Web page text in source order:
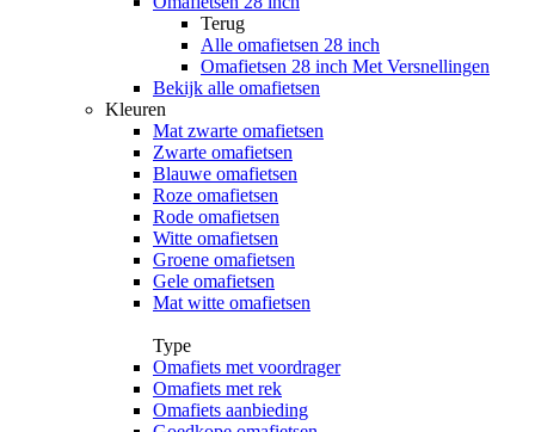
Terug
Alle omafietsen 28 inch
Omafietsen 28 inch Met Versnellingen
Bekijk alle omafietsen
Kleuren
Mat zwarte omafietsen
Zwarte omafietsen
Blauwe omafietsen
Roze omafietsen
Rode omafietsen
Witte omafietsen
Groene omafietsen
Gele omafietsen
Mat witte omafietsen
Type
Omafiets met voordrager
Omafiets met rek
Omafiets aanbieding